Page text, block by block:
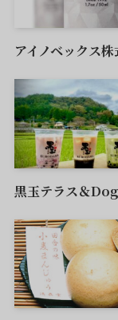
アイノベックス
黒玉テラス＆Dog